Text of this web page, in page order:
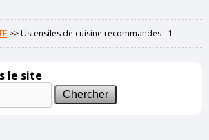
>>Ustensiles de cuisine recommandés - 1
le site